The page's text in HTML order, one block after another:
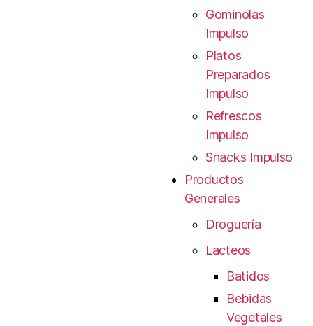
Gominolas
Impulso
Platos
Preparados
Impulso
Refrescos
Impulso
Snacks Impulso
Productos
Generales
Droguería
Lacteos
Batidos
Bebidas
Vegetales